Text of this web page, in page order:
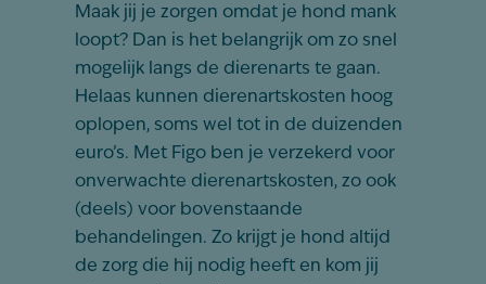
Maak jij je zorgen omdat je hond mank
loopt? Dan is het belangrijk om zo snel
mogelijk langs de dierenarts te gaan.
Helaas kunnen dierenartskosten hoog
oplopen, soms wel tot in de duizenden
euro’s. Met Figo ben je verzekerd voor
onverwachte dierenartskosten, zo ook
(deels) voor bovenstaande
behandelingen. Zo krijgt je hond altijd
de zorg die hij nodig heeft en kom jij